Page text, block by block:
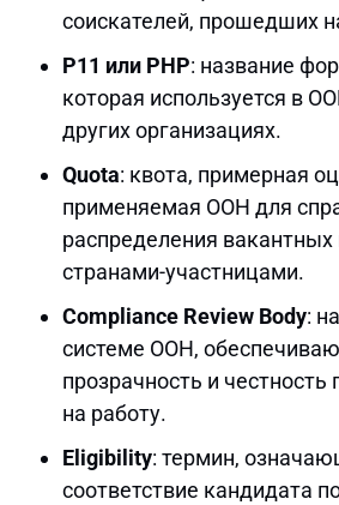
соискателей, прошедших
P11 или PHP: название
которая используется в
других организациях.
Quota: квота, примерная
применяемая ООН для
распределения
странами-участницами.
Compliance Review Body:
системе ООН,
прозрачность и
на работу.
Eligibility: термин,
соответствие кандидата